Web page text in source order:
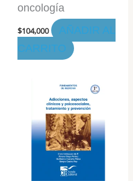
oncología
$104,000
AÑADIR AL
CARRITO